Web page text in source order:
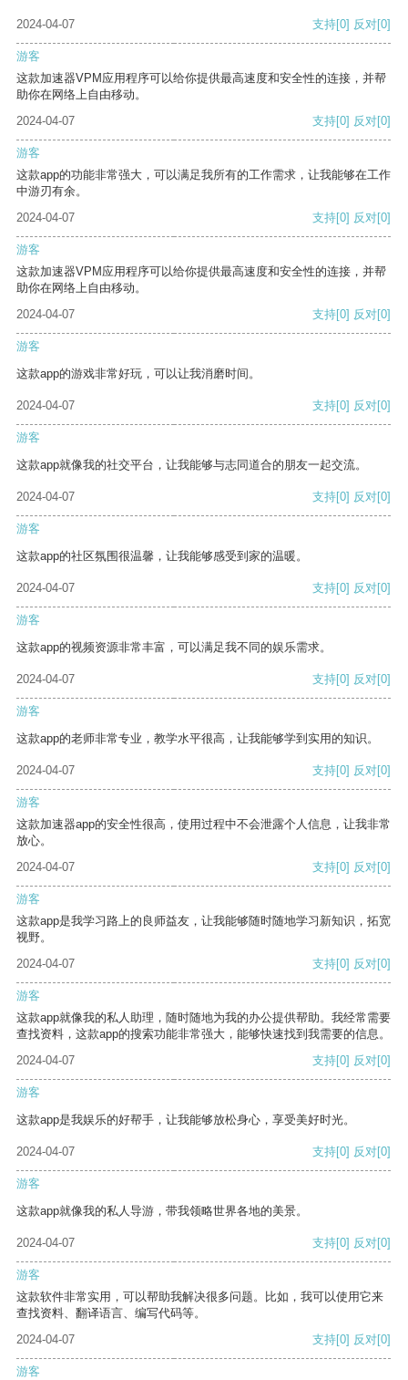
2024-04-07 支持[0] 反对[0]
游客
这款加速器VPM应用程序可以给你提供最高速度和安全性的连接，并帮
助你在网络上自由移动。
2024-04-07
支持[0] 反对[0]
游客
这款app的功能非常强大，可以满足我所有的工作需求，让我能够在工作
中游刃有余。
2024-04-07
支持[0] 反对[0]
游客
这款加速器VPM应用程序可以给你提供最高速度和安全性的连接，并帮
助你在网络上自由移动。
2024-04-07
支持[0] 反对[0]
游客
这款app的游戏非常好玩，可以让我消磨时间。
2024-04-07 支持[0] 反对[0]
游客
这款app就像我的社交平台，让我能够与志同道合的朋友一起交流。
2024-04-07 支持[0] 反对[0]
游客
这款app的社区氛围很温馨，让我能够感受到家的温暖。
2024-04-07 支持[0] 反对[0]
游客
这款app的视频资源非常丰富，可以满足我不同的娱乐需求。
2024-04-07 支持[0] 反对[0]
游客
这款app的老师非常专业，教学水平很高，让我能够学到实用的知识。
2024-04-07 支持[0] 反对[0]
游客
这款加速器app的安全性很高，使用过程中不会泄露个人信息，让我非常
放心。
2024-04-07
支持[0] 反对[0]
游客
这款app是我学习路上的良师益友，让我能够随时随地学习新知识，拓宽
视野。
2024-04-07
支持[0] 反对[0]
游客
这款app就像我的私人助理，随时随地为我的办公提供帮助。我经常需要
查找资料，这款app的搜索功能非常强大，能够快速找到我需要的信息。
2024-04-07
支持[0] 反对[0]
游客
这款app是我娱乐的好帮手，让我能够放松身心，享受美好时光。
2024-04-07 支持[0] 反对[0]
游客
这款app就像我的私人导游，带我领略世界各地的美景。
2024-04-07 支持[0] 反对[0]
游客
这款软件非常实用，可以帮助我解决很多问题。比如，我可以使用它来
查找资料、翻译语言、编写代码等。
2024-04-07
支持[0] 反对[0]
游客